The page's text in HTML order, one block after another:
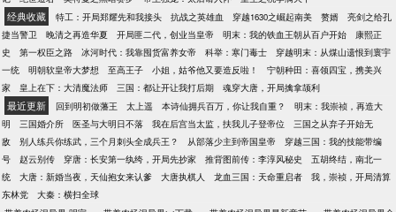
经典收藏 特工：开局郑耀先和我接头 抗战之英雄血 穿越1630之崛起南美 赘婿
亮剑之给孔
捷当警卫
晚清之再造华夏 开局匪二代，创业当皇帝 明末：我的铁血王朝从百户开始
康熙正
史
第一权臣之路 冰河时代：我靠囤货富养女帝 科举：寒门毒士
穿越明末：从煤山遗恨到寰宇
一统
明朝软皇帝大梦想 至高王子 小姐，姑爷他又要造反啦！
宁朝种田：喜领四宝，携美兴
家
皇上在下：大清魔法师 三国：都让开让我打后期 魂穿大唐，开局擒拿颉利
最近更新 回到明初做藩王 太上遥 本诗仙拥兵百万，你让我自重？
明末：我崇祯，再造大
明
三国婚介所 医圣与大明日不落 我在后宫当太监，扶我儿子登帝位
三国之从弃子开始无
敌
别人练兵你练武，三个月刺头全成兵王？ 从部落少主到帝国皇帝
穿越三国：我的技能带编
号
赵云别传 穿唐：长安第一纨绔，开局先抄家 推背图前传：李淳风秘史
五胡终结，南北一
统
大唐：新婚当夜，天仙抱女来认爹 大唐执棋人 龙血三国：天命重启者
我，崇祯，开局清算
东林党
大秦：横扫全球